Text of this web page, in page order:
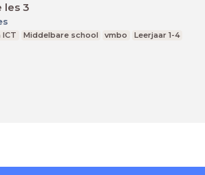
les 3
ICT Middelbare school vmbo Leerjaar 1-4